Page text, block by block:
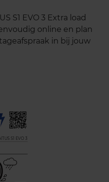
S1 EVO 3 Extra load
online en plan
in bij jouw
S1 EVO 3